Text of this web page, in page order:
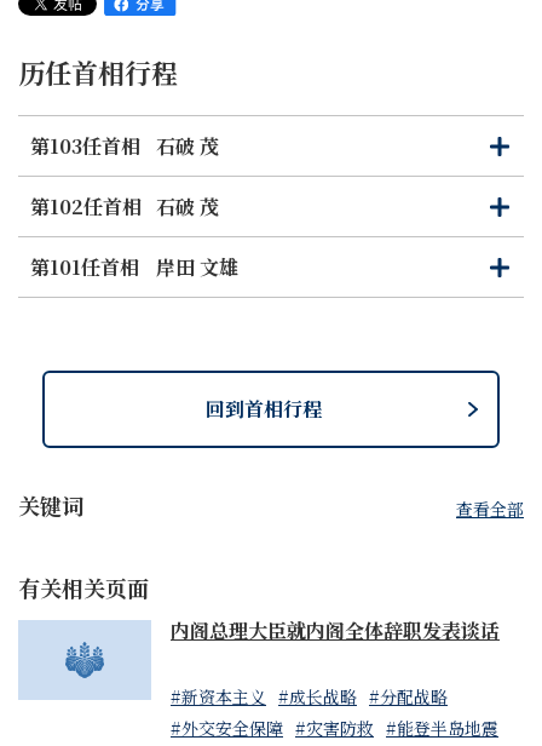
历任首相行程
第103任首相 石破 茂
打
开
关
闭
第102任首相 石破 茂
打
开
关
闭
第101任首相
岸田 文雄
打
开
关
闭
关键词 查看全部
有关相关页面
内阁总理大臣就内阁全体辞职发表谈话
#新资本主义 #成长战略 #分配战略
#外交安全保障 #灾害防救 #能登半岛地震
回到首相行程